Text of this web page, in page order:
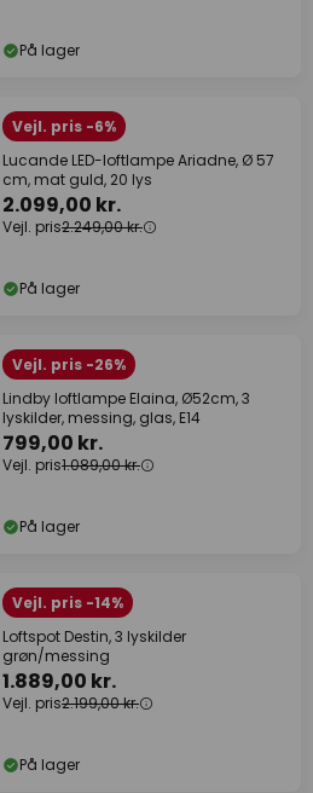
På lager
Vejl. pris -6%
Lucande LED-loftlampe Ariadne, Ø 57
cm, mat guld, 20 lys
2.099,00 kr.
Vejl. pris2.249,00 kr.
På lager
Vejl. pris -26%
Lindby loftlampe Elaina, Ø52cm, 3
lyskilder, messing, glas, E14
799,00 kr.
Vejl. pris1.089,00 kr.
På lager
Vejl. pris -14%
Loftspot Destin, 3 lyskilder
grøn/messing
1.889,00 kr.
Vejl. pris2.199,00 kr.
På lager